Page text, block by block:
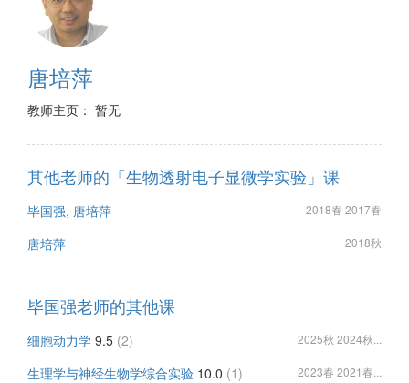
唐培萍
教师主页： 暂无
其他老师的「生物透射电子显微学实验」课
毕国强, 唐培萍 2018春 2017春
唐培萍 2018秋
毕国强老师的其他课
细胞动力学 9.5 (2) 2025秋 2024秋...
生理学与神经生物学综合实验 10.0 (1) 2023春 2021春...